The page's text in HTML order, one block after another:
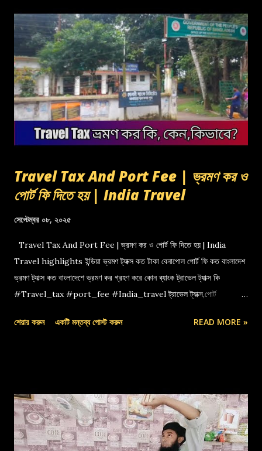
Travel Tax And Port Fee | ভ্রমণ কর ও
পোর্ট ফি দিতে হয় | India Travel
সেপ্টেম্বর ০৮, ২০২৫
Travel Tax And Port Fee | ভ্রমণ কর ও পোর্ট ফি দিতে হয় | India
Travel highlights ইন্ডিয়া ভ্রমণ ট্যাক্স কত টাকা বেনাপোল পোর্ট ফি কত বাংলাদেশ
ভ্রমণ ট্যাক্স কত বাংলাদেশে ভ্রমণ কর গ্রহণ করে কোন ব্যাংক ট্রাভেল ট্যাক্স কি
#Travel_tax #port_fee #India_travel ট্রাভেল ট্যাক্স,পোর্ট
শেয়ার করুন একটি মন্তব্য পোস্ট করুন READ MORE »